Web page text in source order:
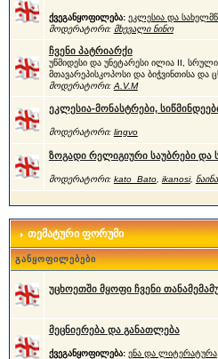
ქვეგანყოფილება: ეკლესია და
მოდერატორი: მხევალი ნინო
ჩვენი პატრიარქი
უწმიდესი და უნეტარესი ილია II,
მთავარეპისკოპოსი და ბიჭვინთისა და
მოდერატორი: A.V.M
ეკლესია-მონასტრები,
მოდერატორი: lingvo
ზოგადი რელიგიური საუბრები და
მოდერატორი: kato_Bato, ikanosi, ნაინა
თემატური ფორუმი
განყოფილებები
უცხოეთში მყოფი ჩვენი
მეცნიერება და განათლება
ქვეგანყოფილება: ენა და ლიტერატურა,